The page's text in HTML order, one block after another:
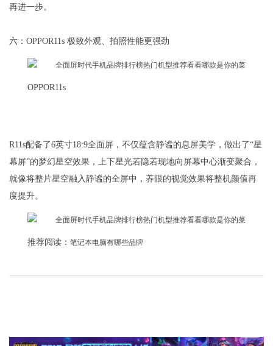
再进一步。
六：OPPOR11s 极致外观、拍照性能更强劲
OPPOR11s
R11s配备了6英寸18:9全面屏，不仅蕴含静谧的息屏美学，做出了“星
幕屏”的梦幻星空效果，上下星光若隐若现地向屏幕中心渐变聚合，
就像将整片星空融入静谧的全屏中，养眼的视觉效果将整机颜值再
度提升。
推荐阅读： 笔记本电脑有哪些品牌